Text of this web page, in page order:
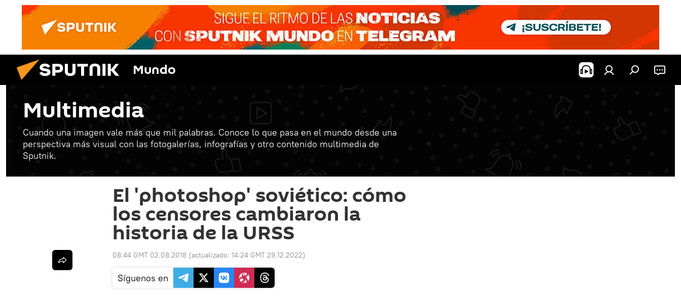
Mundo
Multimedia
Cuando una imagen vale más que mil palabras. Conoce lo que pasa en el mundo desde una
perspectiva más visual con las fotogalerías, infografías y otro contenido multimedia de
Sputnik.
El 'photoshop' soviético: cómo
los censores cambiaron la
historia de la URSS
08:44 GMT 02.08.2018 (actualizado: 14:24 GMT 29.12.2022)
Síguenos en